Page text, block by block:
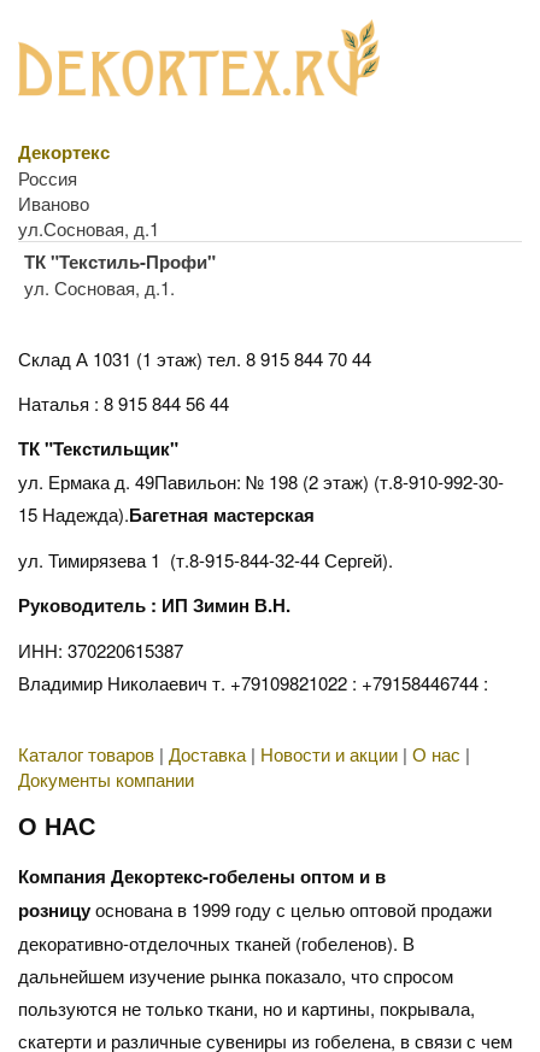
Декортекс
Россия
Иваново
ул.Сосновая, д.1
ТК "Текстиль-Профи"
ул. Сосновая, д.1.
Склад А 1031 (1 этаж) тел. 8 915 844 70 44
Наталья : 8 915 844 56 44
ТК "Текстильщик"
ул. Ермака д. 49Павильон: № 198 (2 этаж) (т.8-910-992-30-
15 Надежда).Багетная мастерская
ул. Тимирязева 1 (т.8-915-844-32-44 Сергей).
Руководитель : ИП Зимин В.Н.
ИНН: 370220615387
Владимир Николаевич т. +79109821022 : +79158446744 :
Каталог товаров | Доставка| Новости и акции | О нас |
Документы компании
О НАС
Компания Декортекс-гобелены оптом и в
розницуоснована в 1999 году с целью оптовой продажи
декоративно-отделочных тканей (гобеленов). В
дальнейшем изучение рынка показало, что спросом
пользуются не только ткани, но и картины, покрывала,
скатерти и различные сувениры из гобелена, в связи с чем